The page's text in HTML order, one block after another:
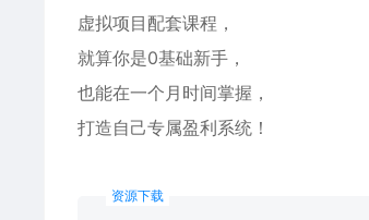
虚拟项目配套课程，
就算你是0基础新手，
也能在一个月时间掌握，
打造自己专属盈利系统！
资源下载